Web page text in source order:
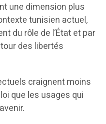
une dimension plus
tunisien actuel,
du rôle de l’État et par
des libertés
craignent moins
que les usages qui